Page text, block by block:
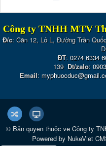
Công ty TNHH MTV
Đ/c: Căn 12, Lô L, Đường Trần
ĐT: 0274 6334
139 Dt/zalo:
Email:
© Bản quyền thuộc về Công ty
Powered by NukeViet